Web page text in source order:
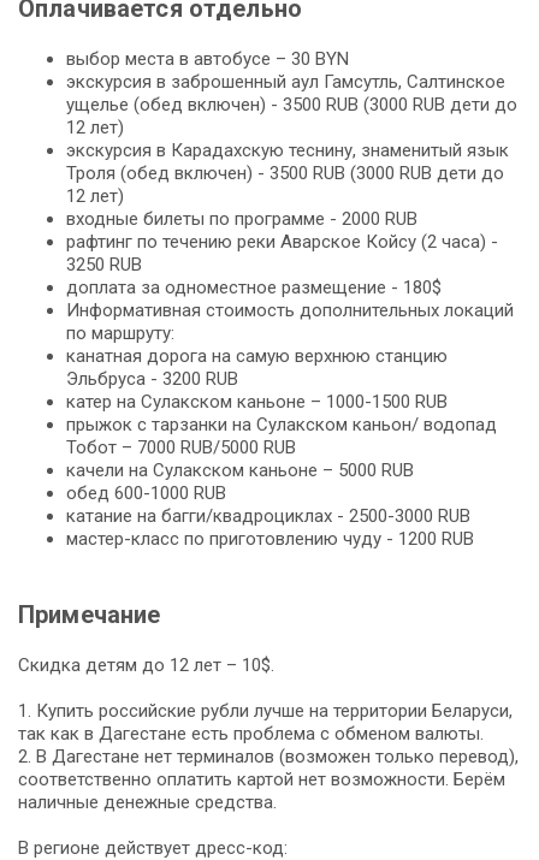
Оплачивается отдельно
выбор места в автобусе – 30 BYN
экскурсия в заброшенный аул Гамсутль, Салтинское
ущелье (обед включен) - 3500 RUB (3000 RUB дети до
12 лет)
экскурсия в Карадахскую теснину, знаменитый язык
Троля (обед включен) - 3500 RUB (3000 RUB дети до
12 лет)
входные билеты по программе - 2000 RUB
рафтинг по течению реки Аварское Койсу (2 часа) -
3250 RUB
доплата за одноместное размещение - 180$
Информативная стоимость дополнительных локаций
по маршруту:
канатная дорога на самую верхнюю станцию
Эльбруса - 3200 RUB
катер на Сулакcком каньоне – 1000-1500 RUB
прыжок с тарзанки на Сулакском каньон/ водопад
Тобот – 7000 RUB/5000 RUB
качели на Сулакском каньоне – 5000 RUB
обед 600-1000 RUB
катание на багги/квадроциклах - 2500-3000 RUB
мастер-класс по приготовлению чуду - 1200 RUB
Примечание
Скидка детям до 12 лет – 10$.
1. Купить российские рубли лучше на территории Беларуси,
так как в Дагестане есть проблема с обменом валюты.
2. В Дагестане нет терминалов (возможен только перевод),
соответственно оплатить картой нет возможности. Берём
наличные денежные средства.
В регионе действует дресс-код: